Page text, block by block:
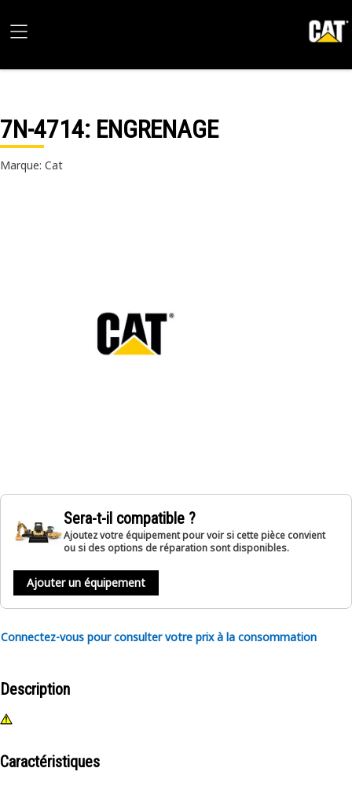
7N-4714: ENGRENAGE
Marque: Cat
Sera-t-il compatible ?
Ajoutez votre équipement pour voir si cette pièce convient
ou si des options de réparation sont disponibles.
Ajouter un équipement
Connectez-vous pour consulter votre prix à la consommation
Description
Caractéristiques